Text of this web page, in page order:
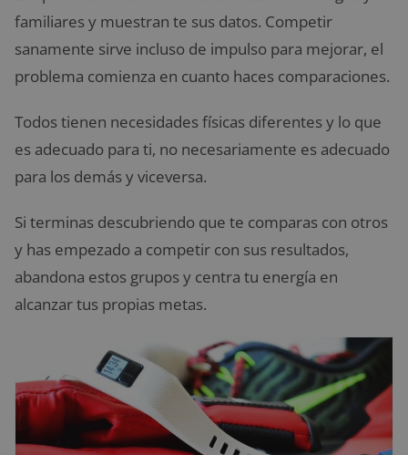
familiares y muestran te sus datos. Competir
sanamente sirve incluso de impulso para mejorar, el
problema comienza en cuanto haces comparaciones.
Todos tienen necesidades físicas diferentes y lo que
es adecuado para ti, no necesariamente es adecuado
para los demás y viceversa.
Si terminas descubriendo que te comparas con otros
y has empezado a competir con sus resultados,
abandona estos grupos y centra tu energía en
alcanzar tus propias metas.